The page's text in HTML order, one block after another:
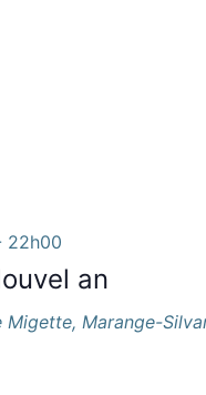
an
22h00
Migette, Marange-